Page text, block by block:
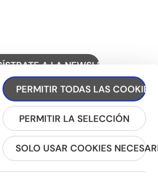
PERMITIR TODAS LAS COOKIES
PERMITIR LA SELECCIÓN
SOLO USAR COOKIES
A LA NEWSLETTER